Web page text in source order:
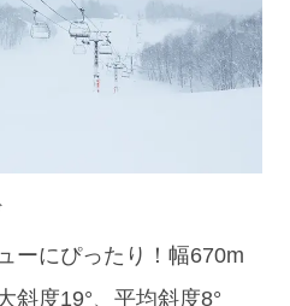
ーにぴったり！幅670m
斜度19°、平均斜度8°